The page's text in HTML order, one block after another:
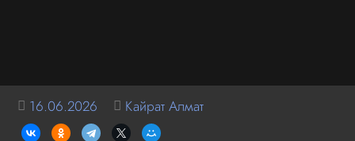
16.06.2026 Кайрат Алмат